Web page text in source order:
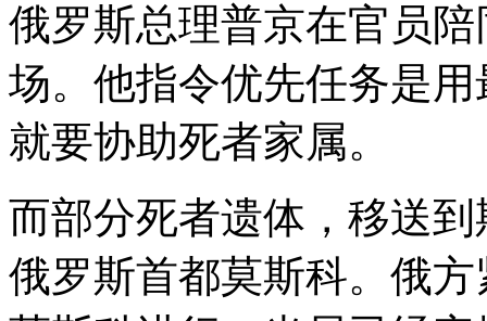
俄罗斯总理普京在官员
场。他指令优先任务是
就要协助死者家属。
而部分死者遗体，移送
俄罗斯首都莫斯科。俄